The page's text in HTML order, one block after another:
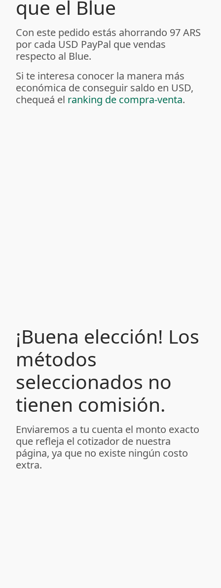
que el Blue
Con este pedido estás ahorrando 97 ARS
por cada USD PayPal que vendas
respecto al Blue.
Si te interesa conocer la manera más
económica de conseguir saldo en USD,
chequeá el ranking de compra-venta.
¡Buena elección! Los
métodos
seleccionados no
tienen comisión.
Enviaremos a tu cuenta el monto exacto
que refleja el cotizador de nuestra
página, ya que no existe ningún costo
extra.